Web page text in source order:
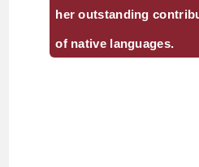
her outstanding
of native languages.